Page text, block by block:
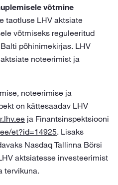
võtmine
taotluse LHV aktsiate
võtmiseks reguleeritud
põhinimekirjas. LHV
noteerimist ja
noteerimise ja
on kättesaadav LHV
ja Finantsinspektsiooni
et?id=14925. Lisaks
Nasdaq Tallinna Börsi
aktsiatesse investeerimist
tervikuna.